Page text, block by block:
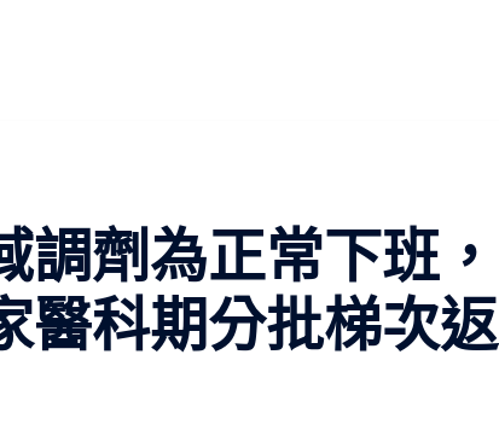
劑為正常下班，
醫科期分批梯次返